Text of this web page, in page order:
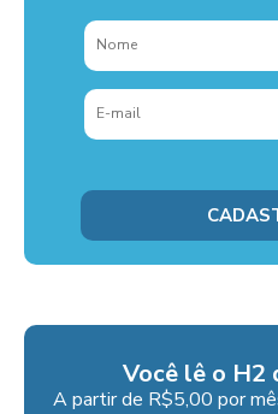
Você lê o H2
A partir de R$5,00 por